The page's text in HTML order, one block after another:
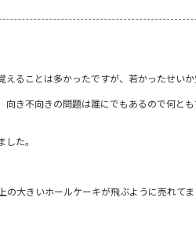
ることは多かったですが、若かったせい
き不向きの問題は誰にでもあるので何とも
た。
大きいホールケーキが飛ぶように売れてま